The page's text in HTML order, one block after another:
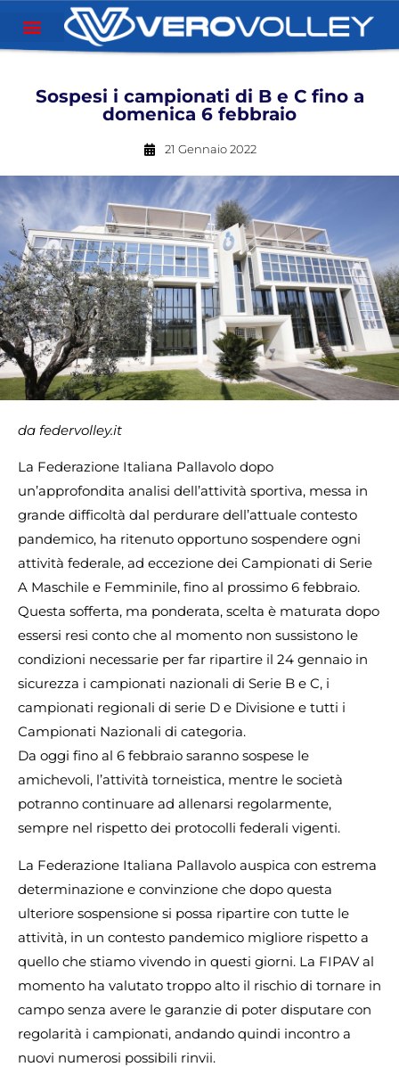
Sospesi i campionati di B e C fino a
domenica 6 febbraio
21 Gennaio 2022
da federvolley.it
La Federazione Italiana Pallavolo dopo
un’approfondita analisi dell’attività sportiva, messa in
grande difficoltà dal perdurare dell’attuale contesto
pandemico, ha ritenuto opportuno sospendere ogni
attività federale, ad eccezione dei Campionati di Serie
A Maschile e Femminile, fino al prossimo 6 febbraio.
Questa sofferta, ma ponderata, scelta è maturata dopo
essersi resi conto che al momento non sussistono le
condizioni necessarie per far ripartire il 24 gennaio in
sicurezza i campionati nazionali di Serie B e C, i
campionati regionali di serie D e Divisione e tutti i
Campionati Nazionali di categoria.
Da oggi fino al 6 febbraio saranno sospese le
amichevoli, l’attività torneistica, mentre le società
potranno continuare ad allenarsi regolarmente,
sempre nel rispetto dei protocolli federali vigenti.
La Federazione Italiana Pallavolo auspica con estrema
determinazione e convinzione che dopo questa
ulteriore sospensione si possa ripartire con tutte le
attività, in un contesto pandemico migliore rispetto a
quello che stiamo vivendo in questi giorni. La FIPAV al
momento ha valutato troppo alto il rischio di tornare in
campo senza avere le garanzie di poter disputare con
regolarità i campionati, andando quindi incontro a
nuovi numerosi possibili rinvii.